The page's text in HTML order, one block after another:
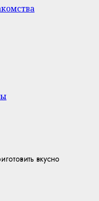
вкусно